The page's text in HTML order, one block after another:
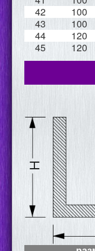
42
100
43
100
44
120
45
120